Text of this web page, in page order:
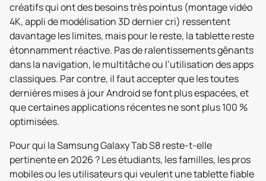
créatifs qui ont des besoins très pointus (montage vidéo
4K, appli de modélisation 3D dernier cri) ressentent
davantage les limites, mais pour le reste, la tablette reste
étonnamment réactive. Pas de ralentissements gênants
dans la navigation, le multitâche ou l’utilisation des apps
classiques. Par contre, il faut accepter que les toutes
dernières mises à jour Android se font plus espacées, et
que certaines applications récentes ne sont plus 100 %
optimisées.
Pour qui la Samsung Galaxy Tab S8 reste-t-elle
pertinente en 2026 ? Les étudiants, les familles, les pros
mobiles ou les utilisateurs qui veulent une tablette fiable